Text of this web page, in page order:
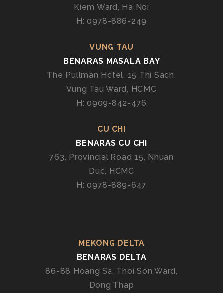
Kiem Ward, Ha Noi
H: 0978-886-249
VUNG TAU
BENARAS MASALA BAY
The Pullman Hotel, 15 Thi Sach,
Vung Tau Ward, HCMC
H: 0909-842-476
CU CHI
BENARAS CU CHI
763, Provincial Road 15, Nhuan
Duc, HCMC
H: 0978-889-647
MEKONG DELTA
BENARAS DELTA
86-88 Hoang Sa, Thoi Son Ward,
Dong Thap